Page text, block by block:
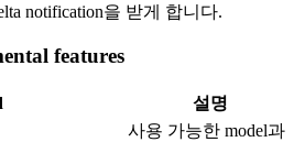
notification을 받게 합니다.
features
설명
사용 가능한 model과